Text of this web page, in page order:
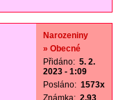
Narozeniny
» Obecné
Přidáno: 5. 2.
2023 - 1:09
Posláno: 1573x
Známka: 2,93